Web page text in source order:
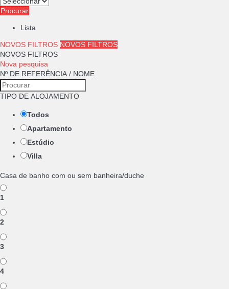
Procurar
Lista
NOVOS FILTROS NOVOS FILTROS
NOVOS FILTROS
Nova pesquisa
Nº DE REFERÊNCIA / NOME
TIPO DE ALOJAMENTO
Todos
Apartamento
Estúdio
Villa
Casa de banho com ou sem banheira/duche
1
2
3
4